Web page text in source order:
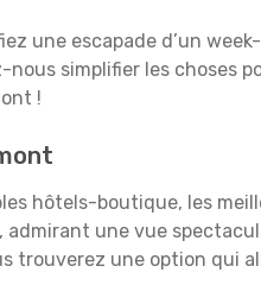
une escapade d’un
simplifier les choses
!
hôtels-boutique, les
une vue
trouverez une option qui